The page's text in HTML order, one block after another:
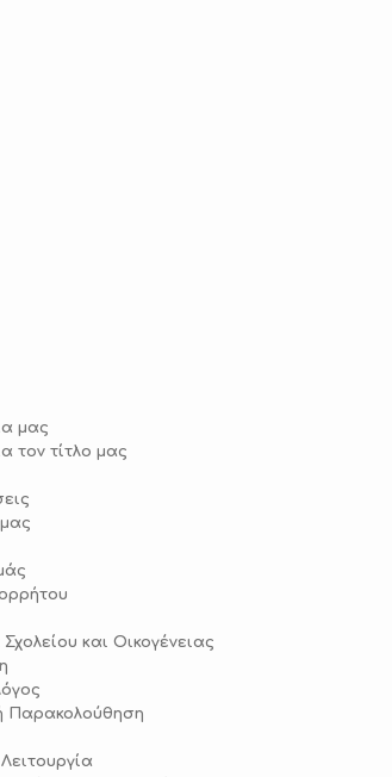
μας
τον τίτλο μας
και Οικογένειας
Παρακολούθηση